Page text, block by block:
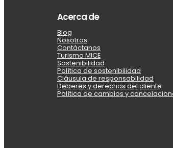
Acerca de
Blog
Nosotros
Contáctanos
Turismo MICE
Sostenibilidad
Política de sostenibilidad
Cláusula de responsabilidad
Deberes y derechos del cliente
Política de cambios y